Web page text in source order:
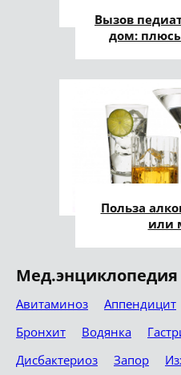
Вызов
дом:
Польза
или
Мед.энциклопедия
Авитаминоз Аппендицит
Бронхит
Водянка
Дисбактериоз
Запор